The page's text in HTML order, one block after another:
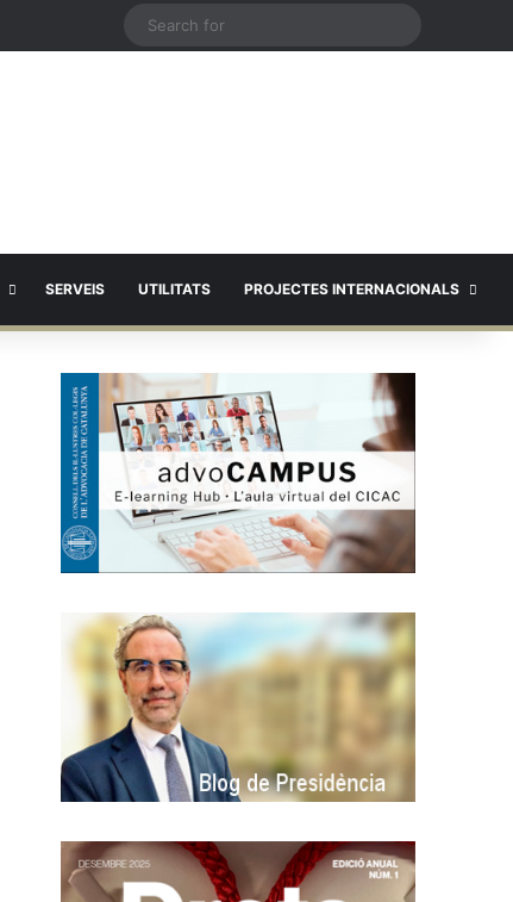
SERVEIS UTILITATS PROJECTES INTERNACIONALS